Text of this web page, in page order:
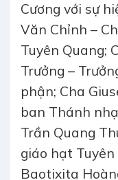
Cương với sự
Văn Chỉnh –
Tuyên Quang;
Trưởng –
phận; Cha
ban Thánh
Trần Quang
giáo hạt Tuyên
Baotixita